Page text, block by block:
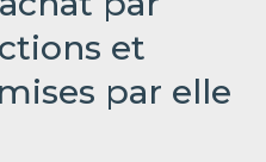
et
par elle